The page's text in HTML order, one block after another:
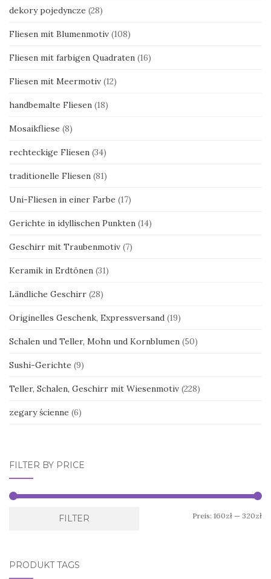
dekory pojedyncze (28)
Fliesen mit Blumenmotiv (108)
Fliesen mit farbigen Quadraten (16)
Fliesen mit Meermotiv (12)
handbemalte Fliesen (18)
Mosaikfliese (8)
rechteckige Fliesen (34)
traditionelle Fliesen (81)
Uni-Fliesen in einer Farbe (17)
Gerichte in idyllischen Punkten (14)
Geschirr mit Traubenmotiv (7)
Keramik in Erdtönen (31)
Ländliche Geschirr (28)
Originelles Geschenk, Expressversand (19)
Schalen und Teller, Mohn und Kornblumen (50)
Sushi-Gerichte (9)
Teller, Schalen, Geschirr mit Wiesenmotiv (228)
zegary ścienne (6)
FILTER BY PRICE
FILTER Preis: 160zł — 320zł
PRODUKT TAGS